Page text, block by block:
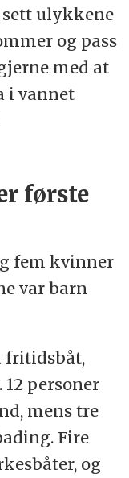
ulykkene
og pass
med at
i vannet
første
fem kvinner
var barn
fritidsbåt,
12 personer
mens tre
Fire
og